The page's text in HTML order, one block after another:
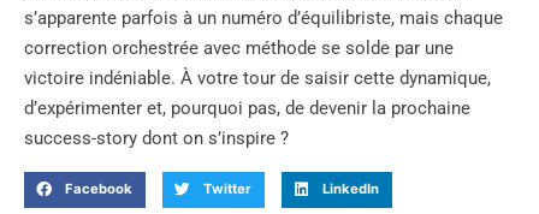
s’apparente parfois à un numéro d’équilibriste, mais chaque
correction orchestrée avec méthode se solde par une
victoire indéniable. À votre tour de saisir cette dynamique,
d’expérimenter et, pourquoi pas, de devenir la prochaine
success-story dont on s’inspire ?
Facebook Twitter LinkedIn